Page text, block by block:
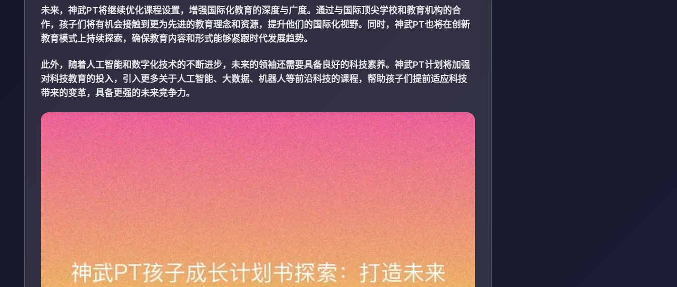
未来，神武PT将继续优化课程设置，增强国际化教育的深度与广度。通过与国际顶尖学校和教育机构的合
作，孩子们将有机会接触到更为先进的教育理念和资源，提升他们的国际化视野。同时，神武PT也将在创新
教育模式上持续探索，确保教育内容和形式能够紧跟时代发展趋势。
此外，随着人工智能和数字化技术的不断进步，未来的领袖还需要具备良好的科技素养。神武PT计划将加强
对科技教育的投入，引入更多关于人工智能、大数据、机器人等前沿科技的课程，帮助孩子们提前适应科技
带来的变革，具备更强的未来竞争力。